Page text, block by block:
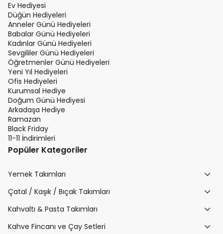
Ev Hediyesi
Düğün Hediyeleri
Anneler Günü Hediyeleri
Babalar Günü Hediyeleri
Kadınlar Günü Hediyeleri
Sevgililer Günü Hediyeleri
Öğretmenler Günü Hediyeleri
Yeni Yıl Hediyeleri
Ofis Hediyeleri
Kurumsal Hediye
Doğum Günü Hediyesi
Arkadaşa Hediye
Ramazan
Black Friday
11-11 İndirimleri
Popüler Kategoriler
Yemek Takımları
Çatal / Kaşık / Bıçak Takımları
Kahvaltı & Pasta Takımları
Kahve Fincanı ve Çay Setleri